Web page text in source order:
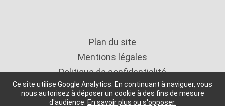
Ce site utilise Google Analytics. En continuant à naviguer, vous
nous autorisez à déposer un cookie à des fins de mesure
d'audience. En savoir plus ou s'opposer.
Plan du site
Mentions légales
Politique de confidentialité
Copyright